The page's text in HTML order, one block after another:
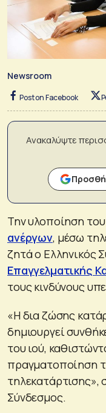
Newsroom
Post on Facebook
Ανακαλύψτε
Την υλοποίηση του
ανέργων, μέσω
ζητά ο Ελληνικός
Επαγγελματικής
τους κινδύνους
«Η δια ζώσης
δημιουργεί
του ιού,
πραγματοποίηση
τηλεκατάρτισης»,
Σύνδεσμος.